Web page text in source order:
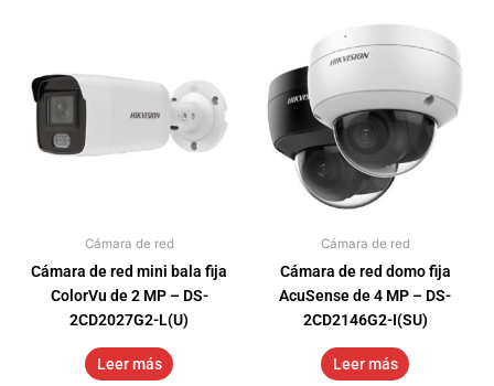
Cámara de red
Cámara de red mini bala fija
ColorVu de 2 MP – DS-
2CD2027G2-L(U)
Leer más
Cámara de red
Cámara de red domo fija
AcuSense de 4 MP – DS-
2CD2146G2-I(SU)
Leer más